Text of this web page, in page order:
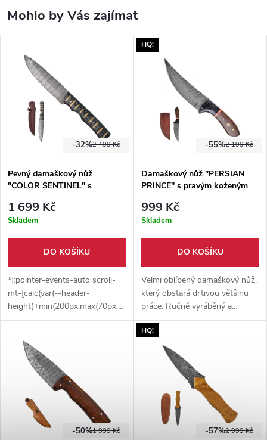
Mohlo by Vás zajímat
2 499 Kč
-32%
Pevný damaškový nůž
"COLOR SENTINEL" s
1 699 Kč
Skladem
DO KOŠÍKU
*]:pointer-events-auto scroll-
mt-[calc(var(--header-
height)+min(200px,max(70px,20svh)))]"
dir="auto" data-turn-
b7f4-3c71e94248c4" data-
testid="conversation-turn-91"
data-scroll-anchor="true" data-
turn="assistant"
tabindex="-1"> Luxusní
damaškový nůž s full-tang
konstrukcí, kombinací dřeva a
micarty v rukojeti a čepelí z
HQ!
2 199 Kč
-55%
Damaškový nůž "PERSIAN
PRINCE" s pravým koženým
999 Kč
Skladem
DO KOŠÍKU
Velmi oblíbený damaškový nůž,
který obstará drtivou většinu
práce. Ručně vyráběný a
vysoce kvalitní. Dodáván s
ručně šitým pouzdrem z hovězí
1 999 Kč
-50%
HQ!
2 999 Kč
-57%